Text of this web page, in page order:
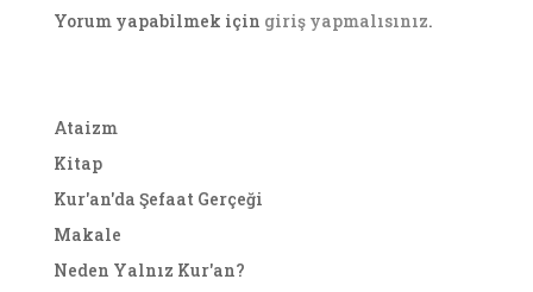
Yorum yapabilmek için giriş yapmalısınız.
Ataizm
Kitap
Kur'an'da Şefaat Gerçeği
Makale
Neden Yalnız Kur'an?